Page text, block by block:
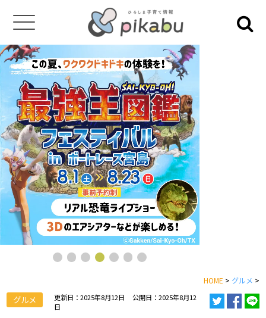
HOME > グルメ >
グルメ 更新日：2025年8月12日
公開日：2025年8月12
日